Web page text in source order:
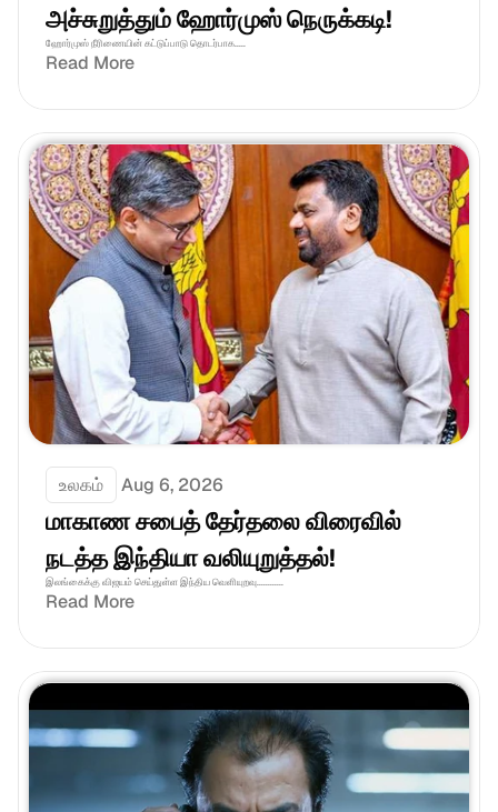
அச்சுறுத்தும் ஹோர்முஸ் நெருக்கடி!
ஹோர்முஸ் நீரிணையின் கட்டுப்பாடு தொடர்பாக.....
Read More
உலகம் Aug 6, 2026
மாகாண சபைத் தேர்தலை விரைவில்
நடத்த இந்தியா வலியுறுத்தல்!
இலங்கைக்கு விஜயம் செய்துள்ள இந்திய வெளியுறவு............
Read More